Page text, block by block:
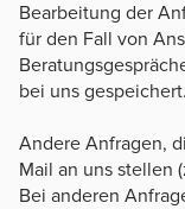
Bearbeitung der
für den Fall von
bei uns gespeichert.
Andere Anfragen,
Mail an uns stellen
Bei anderen